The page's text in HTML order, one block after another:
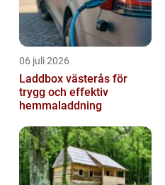
06 juli 2026
Laddbox västerås för
trygg och effektiv
hemmaladdning